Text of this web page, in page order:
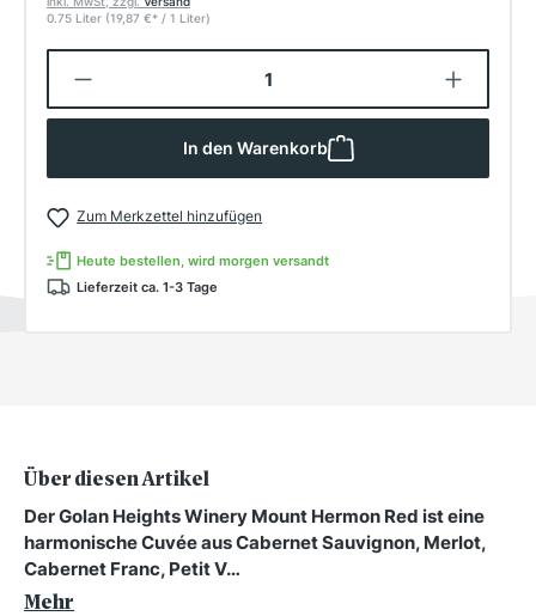
0.75 Liter (19,87 €* / 1 Liter)
Produkt Anzahl: Gib den
In den Warenkorb
Zum Merkzettel hinzufügen
Heute bestellen, wird morgen versandt
Lieferzeit ca. 1-3 Tage
Über diesen Artikel
Der Golan Heights Winery Mount Hermon Red ist eine
harmonische Cuvée aus Cabernet Sauvignon, Merlot,
Cabernet Franc, Petit V…
Mehr